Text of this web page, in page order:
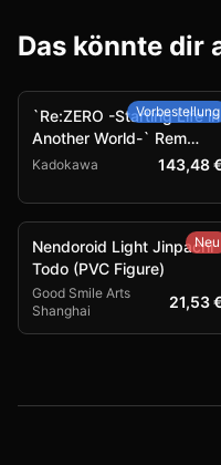
Das könnte dir
Vorbestellung
`Re:ZERO -Starting Life in
Another World-` Rem
Combat Outfit Ver. (PVC
Kadokawa 143,48
Neu
Nendoroid Light Jinpachi
Todo (PVC Figure)
Good Smile Arts
Shanghai
21,53